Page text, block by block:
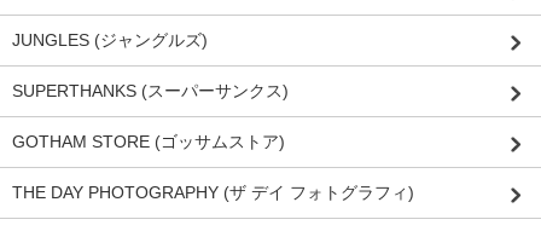
JUNGLES (ジャングルズ)
SUPERTHANKS (スーパーサンクス)
GOTHAM STORE (ゴッサムストア)
THE DAY PHOTOGRAPHY (ザ デイ フォトグラフィ)